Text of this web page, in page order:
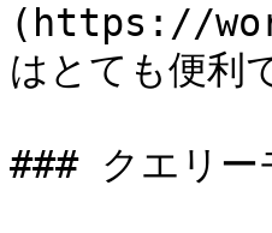
(https://
はとても便利
### クエリー